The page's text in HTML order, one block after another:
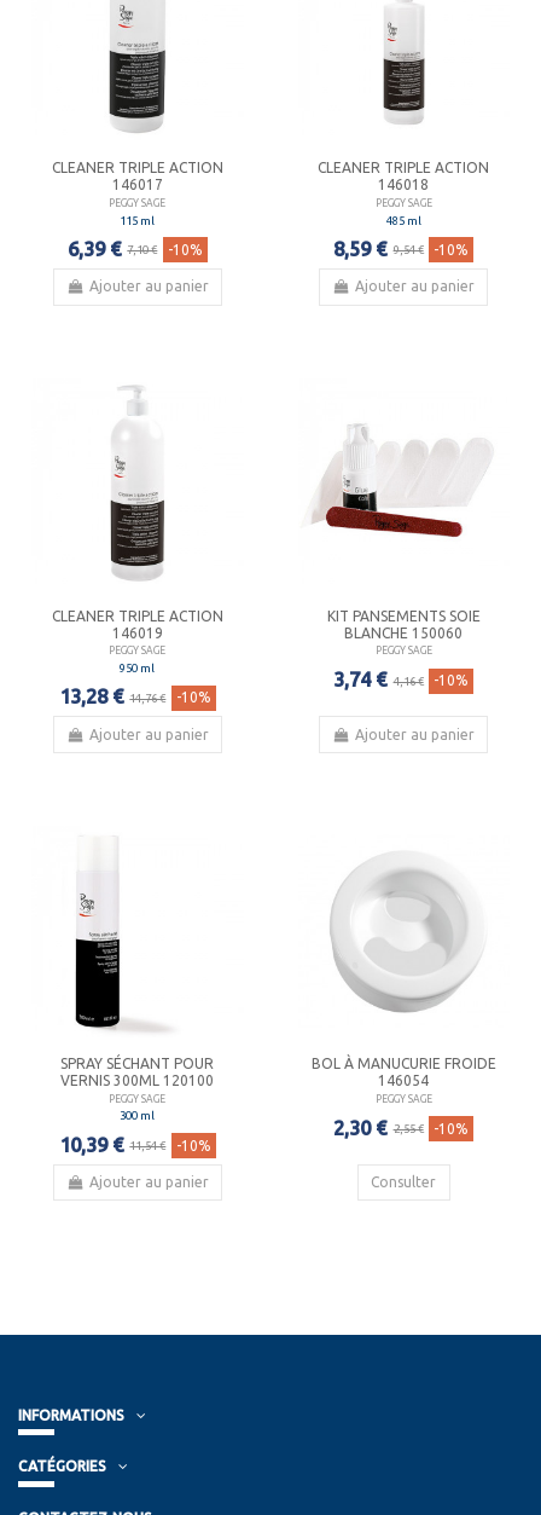
CLEANER TRIPLE ACTION
146017
PEGGY SAGE
115 ml
6,39 € 7,10 € -10%
Ajouter au panier
CLEANER TRIPLE ACTION
146018
PEGGY SAGE
485 ml
8,59 € 9,54 € -10%
Ajouter au panier
CLEANER TRIPLE ACTION
146019
PEGGY SAGE
950 ml
13,28 € 14,76 € -10%
Ajouter au panier
KIT PANSEMENTS SOIE
BLANCHE 150060
PEGGY SAGE
3,74 € 4,16 € -10%
Ajouter au panier
SPRAY SÉCHANT POUR
VERNIS 300ML 120100
PEGGY SAGE
300 ml
10,39 € 11,54 € -10%
Ajouter au panier
BOL À MANUCURIE FROIDE
146054
PEGGY SAGE
2,30 € 2,55 € -10%
Consulter
INFORMATIONS
CATÉGORIES